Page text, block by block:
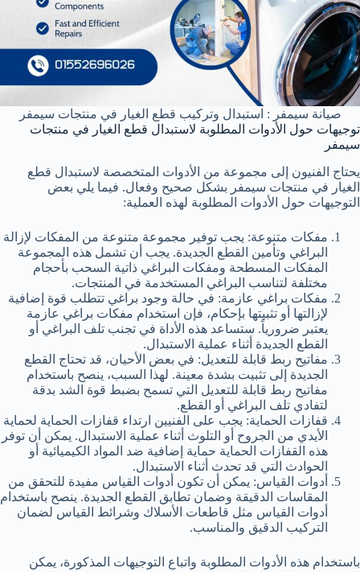
صيانة سيمفر : استبدال وتركيب قطع الغيار في منتجات سيمفر
توجيهات حول الأدوات المطلوبة لاستبدال قطع الغيار في منتجات
سيمفر
يحتاج الفنيون إلى مجموعة من الأدوات المتخصصة لاستبدال قطع
الغيار في منتجات سيمفر بشكل صحيح وفعال. فيما يلي بعض
التوجيهات حول الأدوات المطلوبة لهذه العملية:
مفكات متنوعة: يجب توفير مجموعة متنوعة من المفكات لإزالة
البراغي وتأمين القطع الجديدة. يجب أن تشمل هذه المجموعة
المفكات المسطحة ومفكات البراغي ذاتية السحب بأحجام
مختلفة لتناسب البراغي المستخدمة في المنتجات.
مفكات براغي عازمة: في حالة وجود براغي تتطلب قوة إضافية
لإزالتها أو تثبيتها بإحكام، فإن استخدام مفكات براغي عازمة
يعتبر ضرورياً. ستساعد هذه الأداة في تجنب تلف البراغي أو
القطع الجديدة أثناء عملية الاستبدال.
مفاتيح ربط قابلة للتعديل: في بعض الأحيان، قد تحتاج القطع
الجديدة إلى تثبيت بشدة معينة. لهذا السبب، ينصح باستخدام
مفاتيح ربط قابلة للتعديل التي تسمح بضبط قوة الشد بدقة
لتفادي تلف البراغي أو القطع.
قفازات الحماية: يجب على الفنيين ارتداء قفازات الحماية لحماية
الأيدي من الجروح أو التلوث أثناء عملية الاستبدال. يمكن أن توفر
هذه القفازات الحماية حماية إضافية ضد المواد الكيميائية أو
الحوادث التي قد تحدث أثناء الاستبدال.
أدوات القياس: يمكن أن تكون أدوات القياس مفيدة للتحقق من
المقاسات الدقيقة وضمان تطابق القطع الجديدة. ينصح باستخدام
أدوات القياس مثل قاطعات الأسلاك وشرائط القياس لضمان
التركيب الدقيق والمناسب.
باستخدام هذه الأدوات المطلوبة واتباع التوجيهات المذكورة، يمكن